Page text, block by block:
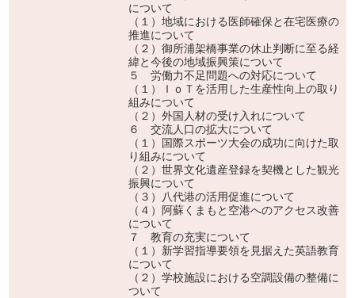
について
（１）地域における医師確保と在宅医療の
推進について
（２）御所浦架橋事業の休止判断に至る経
緯と今後の地域振興策について
５ 労働力不足問題への対応について
（１）ＩｏＴを活用した生産性向上の取り
組みについて
（２）外国人材の受け入れについて
６ 交流人口の拡大について
（１）国際スポーツ大会の成功に向けた取
り組みについて
（２）世界文化遺産登録を契機とした観光
振興について
（３）八代港の活用促進について
（４）阿蘇くまもと空港へのアクセス改善
について
７ 教育の充実について
（１）新学習指導要領を見据えた英語教育
について
（２）学校施設における空調設備の整備に
ついて